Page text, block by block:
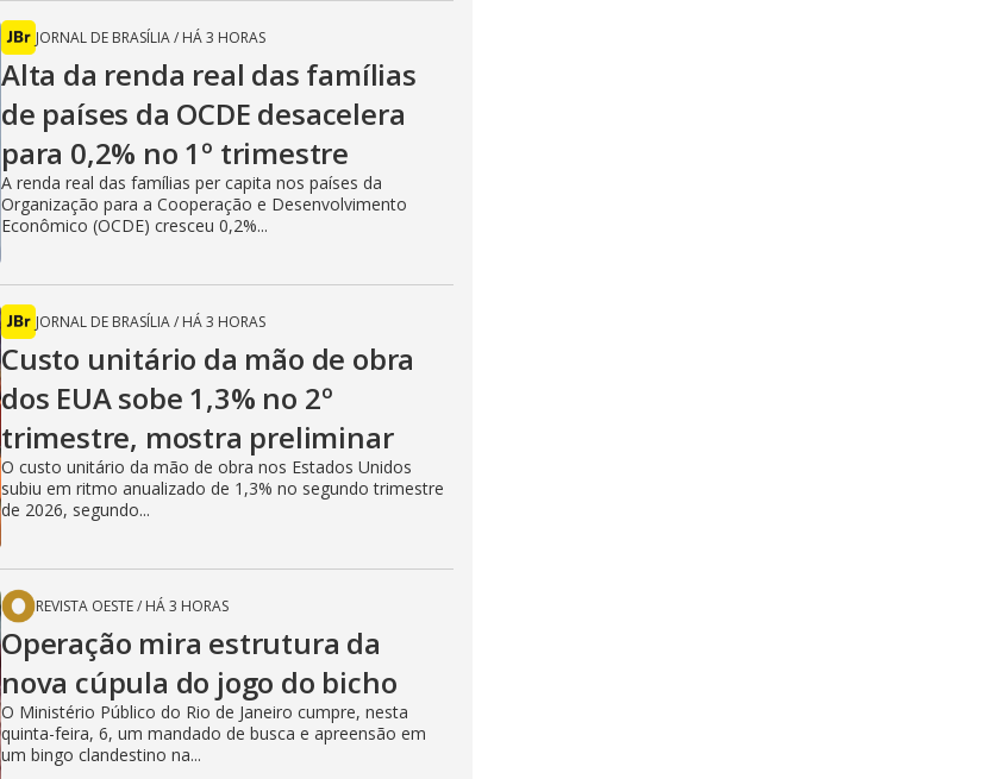
JORNAL DE BRASÍLIA/ HÁ 3 HORAS
Alta da renda real das famílias
de países da OCDE desacelera
para 0,2% no 1º trimestre
A renda real das famílias per capita nos países da
Organização para a Cooperação e Desenvolvimento
Econômico (OCDE) cresceu 0,2%...
JORNAL DE BRASÍLIA/ HÁ 3 HORAS
Custo unitário da mão de obra
dos EUA sobe 1,3% no 2º
trimestre, mostra preliminar
O custo unitário da mão de obra nos Estados Unidos
subiu em ritmo anualizado de 1,3% no segundo trimestre
de 2026, segundo...
REVISTA OESTE/ HÁ 3 HORAS
Operação mira estrutura da
nova cúpula do jogo do bicho
O Ministério Público do Rio de Janeiro cumpre, nesta
quinta-feira, 6, um mandado de busca e apreensão em
um bingo clandestino na...